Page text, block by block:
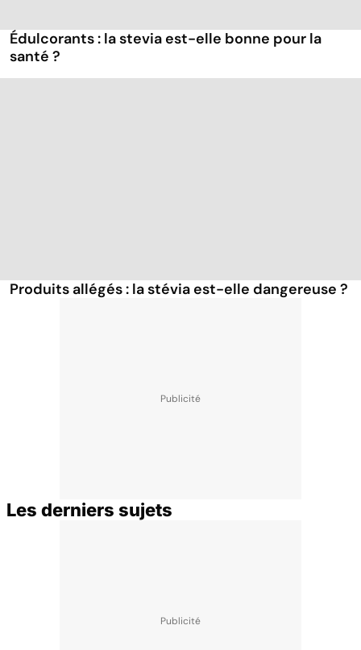
Édulcorants : la stevia est-elle bonne pour la
santé ?
Produits allégés : la stévia est-elle dangereuse ?
Les derniers sujets